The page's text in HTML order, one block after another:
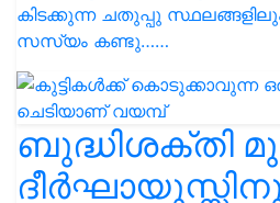
കിടക്കുന്ന ചതുപ്പു
സസ്യം കണ്ടു……
ബുദ്ധിശക്തി